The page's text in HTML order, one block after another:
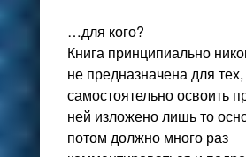
…для кого?
Книга принципиально
не предназначена для
самостоятельно освоить
ней изложено лишь то
потом должно много раз